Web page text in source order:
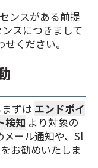
ンスがある前提
スにつきまして
ください。
ずは エンドポイ
検知 より対象の
ール通知や、Sl
お勧めいたしま